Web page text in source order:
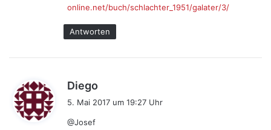
online.net/buch/schlachter_1951/galater/3/
Antworten
Diego
a
5. Mai 2017 um 19:27 Uhr
@Josef